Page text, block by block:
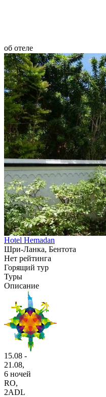
об отеле
Hotel Hemadan
Шри-Ланка, Бентота
Нет рейтинга
Горящий тур
Туры
Описание
15.08 -
21.08,
6 ночей
RO,
2ADL